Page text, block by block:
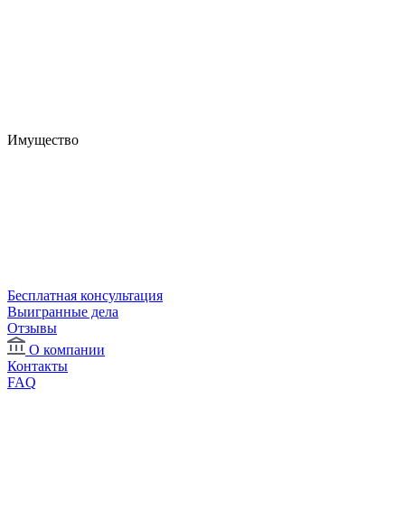
Имущество
Бесплатная консультация
Выигранные дела
Отзывы
О компании
Контакты
FAQ